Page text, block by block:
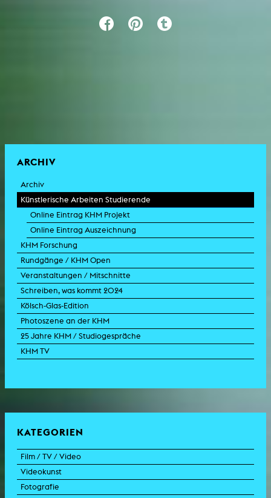
ARCHIV
Archiv
Künstlerische Arbeiten Studierende
Online Eintrag KHM Projekt
Online Eintrag Auszeichnung
KHM Forschung
Rundgänge / KHM Open
Veranstaltungen / Mitschnitte
Schreiben, was kommt 2024
Kölsch-Glas-Edition
Photoszene an der KHM
25 Jahre KHM / Studiogespräche
KHM TV
KATEGORIEN
Film / TV / Video
Spielfilm
Dokumentarfilm
Videokunst
Experimentalfilm
Fotografie